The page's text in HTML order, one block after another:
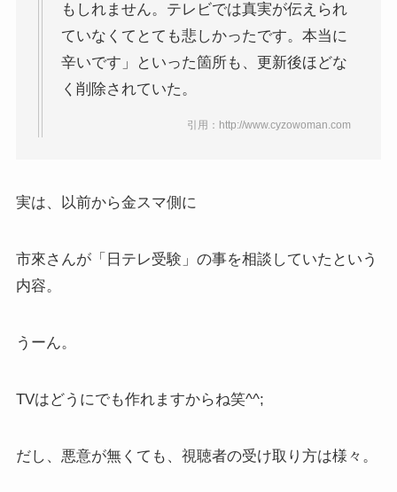
もしれません。テレビでは真実が伝えられ
ていなくてとても悲しかったです。本当に
辛いです」といった箇所も、更新後ほどな
く削除されていた。
引用：http://www.cyzowoman.com
実は、以前から金スマ側に
市來さんが「日テレ受験」の事を相談していたという
内容。
うーん。
TVはどうにでも作れますからね笑^^;
だし、悪意が無くても、視聴者の受け取り方は様々。